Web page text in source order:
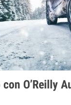
O’Reilly